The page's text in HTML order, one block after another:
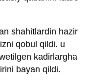
shahitlardin hazir
qobul qildi. u
kadirlargha
bayan qildi.